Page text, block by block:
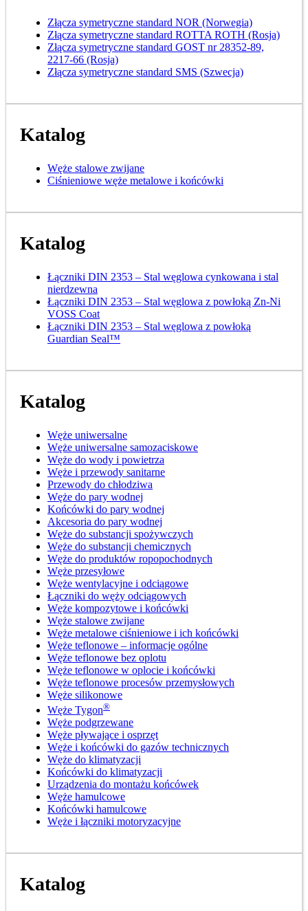
Złącza symetryczne standard NOR (Norwegia)
Złącza symetryczne standard ROTTA ROTH (Rosja)
Złącza symetryczne standard GOST nr 28352-89,
2217-66 (Rosja)
Złącza symetryczne standard SMS (Szwecja)
Katalog
Węże stalowe zwijane
Ciśnieniowe węże metalowe i końcówki
Katalog
Łączniki DIN 2353 – Stal węglowa cynkowana i stal
nierdzewna
Łączniki DIN 2353 – Stal węglowa z powłoką Zn-Ni
VOSS Coat
Łączniki DIN 2353 – Stal węglowa z powłoką
Guardian Seal™
Katalog
Węże uniwersalne
Węże uniwersalne samozaciskowe
Węże do wody i powietrza
Węże i przewody sanitarne
Przewody do chłodziwa
Węże do pary wodnej
Końcówki do pary wodnej
Akcesoria do pary wodnej
Węże do substancji spożywczych
Węże do substancji chemicznych
Węże do produktów ropopochodnych
Węże przesyłowe
Węże wentylacyjne i odciągowe
Łączniki do węży odciągowych
Węże kompozytowe i końcówki
Węże stalowe zwijane
Węże metalowe ciśnieniowe i ich końcówki
Węże teflonowe – informacje ogólne
Węże teflonowe bez oplotu
Węże teflonowe w oplocie i końcówki
Węże teflonowe procesów przemysłowych
Węże silikonowe
Węże Tygon®
Węże podgrzewane
Węże pływające i osprzęt
Węże i końcówki do gazów technicznych
Węże do klimatyzacji
Końcówki do klimatyzacji
Urządzenia do montażu końcówek
Węże hamulcowe
Końcówki hamulcowe
Węże i łączniki motoryzacyjne
Katalog